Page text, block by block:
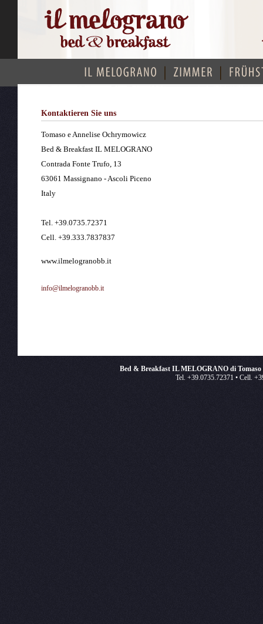
Kontaktieren Sie uns
Tomaso e Annelise Ochrymowicz
Bed & Breakfast IL MELOGRANO
Contrada Fonte Trufo, 13
63061 Massignano - Ascoli Piceno
Italy
Tel. +39.0735.72371
Cell. +39.333.7837837
www.ilmelogranobb.it
info@ilmelogranobb.it
Bed & Breakfast IL MELOGRANO di Tomaso
Tel. +39.0735.72371 • Cell.